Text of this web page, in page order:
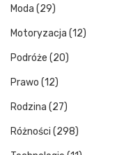
Moda (29)
Motoryzacja (12)
Podróże (20)
Prawo (12)
Rodzina (27)
Różności (298)